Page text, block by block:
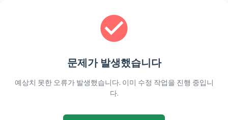
문제가 발생했습니다
예상치 못한 오류가 발생했습니다. 이미 수정 작업을 진행 중입니
다.